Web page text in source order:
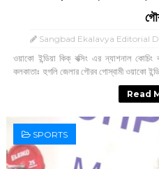
Sangbad Ekalavya Editorial
ওয়াকো ইন্ডিয়া কিক্‌ বক্সিং এর ন্যাশনাল কোচিং
কলকাতাঃ হুগলি জেলার গৌরব গোস্বামী ওয়াকো
Read
SPORTS